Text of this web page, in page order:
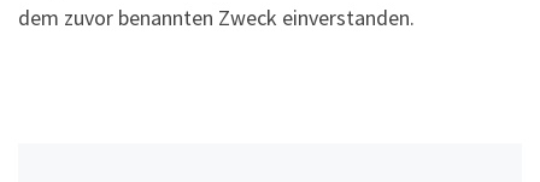
dem zuvor benannten Zweck einverstanden.